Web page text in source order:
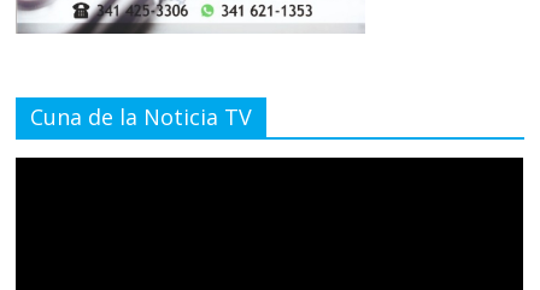
Cuna de la Noticia TV